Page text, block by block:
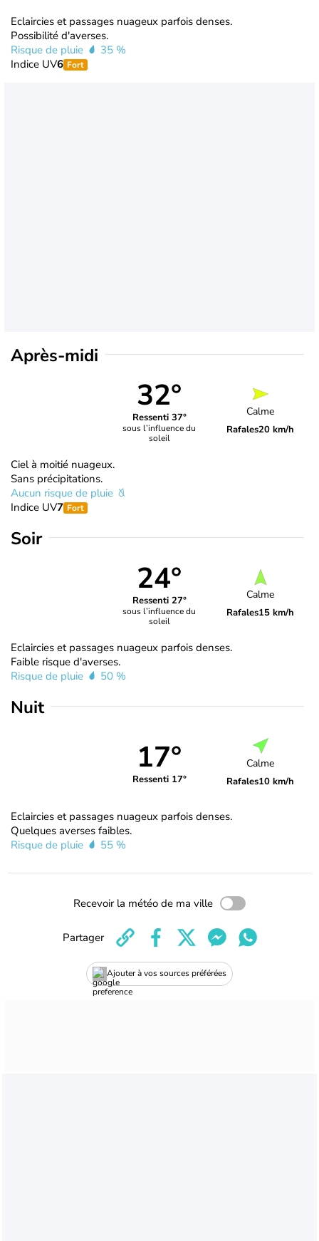
Eclaircies et passages nuageux parfois denses.
Possibilité d'averses.
Risque de pluie
35 %
Indice UV6 Fort
Après-midi
32°
Ressenti 37°
sous l’influence du
soleil
Calme
Rafales20 km/h
Ciel à moitié nuageux.
Sans précipitations.
Aucun risque de pluie
Indice UV7 Fort
Soir
24°
Ressenti 27°
sous l’influence du
soleil
Calme
Rafales15 km/h
Eclaircies et passages nuageux parfois denses.
Faible risque d'averses.
Risque de pluie
50 %
Nuit
17°
Ressenti 17°
Calme
Rafales10 km/h
Eclaircies et passages nuageux parfois denses.
Quelques averses faibles.
Risque de pluie
55 %
Recevoir la météo de ma ville
Ajouter à vos sources préférées
Partager